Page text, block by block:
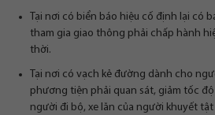
Tại nơi có biển báo hiệu cố định lại có
tham gia giao thông phải chấp hành
thời.
Tại nơi có vạch kẻ đường dành cho
phương tiện phải quan sát, giảm tốc
người đi bộ, xe lăn của người khuyết